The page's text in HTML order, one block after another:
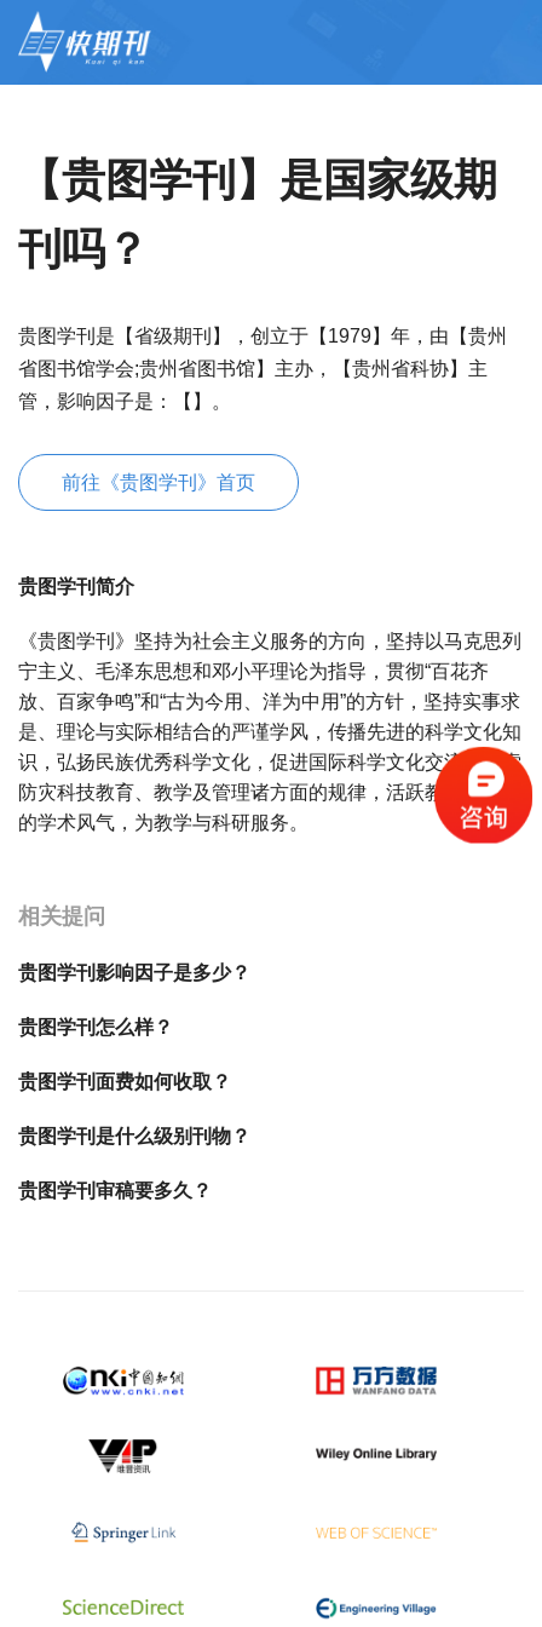
【贵图学刊】是国家级期
刊吗？
贵图学刊是【省级期刊】，创立于【1979】年，由【贵州
省图书馆学会;贵州省图书馆】主办，【贵州省科协】主
管，影响因子是：【】。
前往《贵图学刊》首页
贵图学刊简介
《贵图学刊》坚持为社会主义服务的方向，坚持以马克思列
宁主义、毛泽东思想和邓小平理论为指导，贯彻“百花齐
放、百家争鸣”和“古为今用、洋为中用”的方针，坚持实事求
是、理论与实际相结合的严谨学风，传播先进的科学文化知
识，弘扬民族优秀科学文化，促进国际科学文化交流，探索
防灾科技教育、教学及管理诸方面的规律，活跃教学与科研
的学术风气，为教学与科研服务。
相关提问
贵图学刊影响因子是多少？
贵图学刊怎么样？
贵图学刊面费如何收取？
贵图学刊是什么级别刊物？
贵图学刊审稿要多久？